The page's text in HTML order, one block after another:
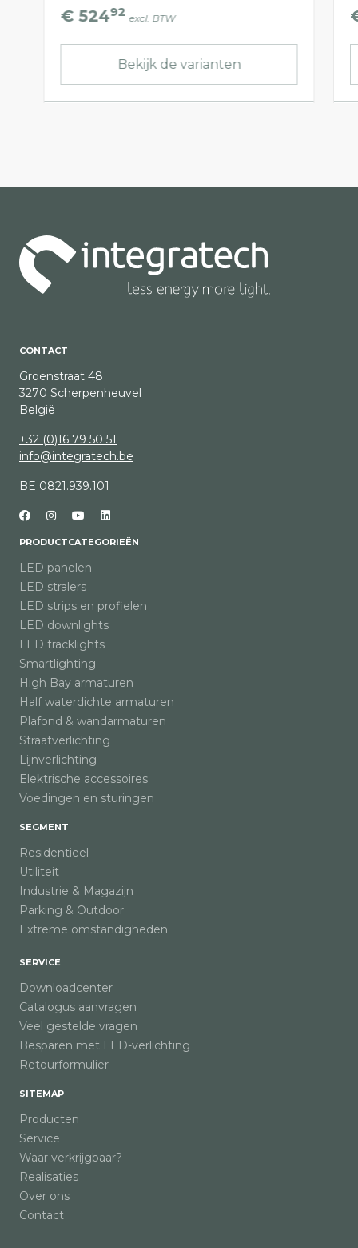
€ 52492 excl. BTW
Bekijk de varianten
CONTACT
Groenstraat 48
3270 Scherpenheuvel
België
+32 (0)16 79 50 51
info@integratech.be
BE 0821.939.101
PRODUCTCATEGORIEËN
LED panelen
LED stralers
LED strips en profielen
LED downlights
LED tracklights
Smartlighting
High Bay armaturen
Half waterdichte armaturen
Plafond & wandarmaturen
Straatverlichting
Lijnverlichting
Elektrische accessoires
Voedingen en sturingen
SEGMENT
Residentieel
Utiliteit
Industrie & Magazijn
Parking & Outdoor
Extreme omstandigheden
SERVICE
Downloadcenter
Catalogus aanvragen
Veel gestelde vragen
Besparen met LED-verlichting
Retourformulier
SITEMAP
Producten
Service
Waar verkrijgbaar?
Realisaties
Over ons
Contact